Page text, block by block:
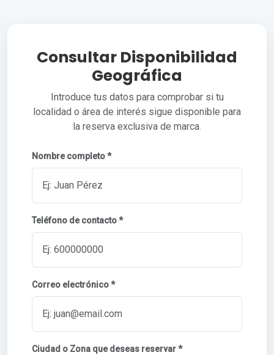
Consultar Disponibilidad
Geográfica
Introduce tus datos para comprobar si tu
localidad o área de interés sigue disponible para
la reserva exclusiva de marca.
Nombre completo *
Teléfono de contacto *
Correo electrónico *
Ciudad o Zona que deseas reservar *